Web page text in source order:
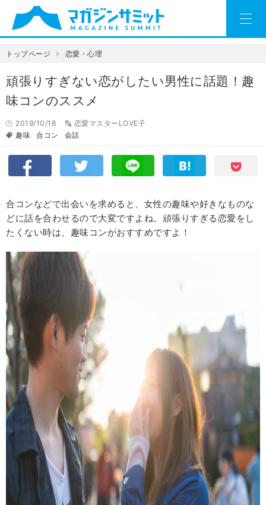
トップページ 恋愛・心理
頑張りすぎない恋がしたい男性に話題！趣
味コンのススメ
2019/10/18
恋愛マスターLOVE子
趣味
合コン 会話
合コンなどで出会いを求めると、女性の趣味や好きなものな
どに話を合わせるので大変ですよね。頑張りすぎる恋愛をし
たくない時は、趣味コンがおすすめですよ！